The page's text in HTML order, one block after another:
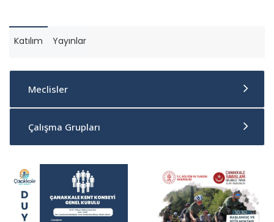
Katılım Yayınlar
Meclisler
Çalışma Grupları